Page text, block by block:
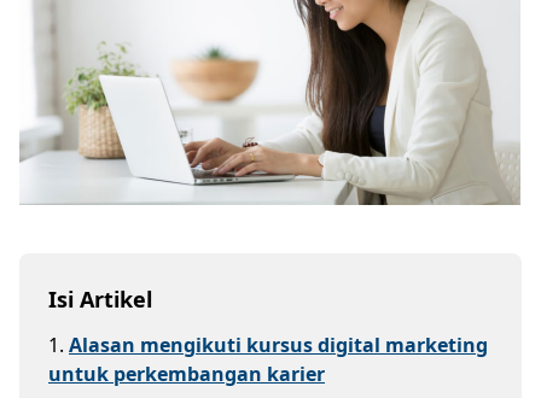
Isi Artikel
1. Alasan mengikuti kursus digital marketing
untuk perkembangan karier